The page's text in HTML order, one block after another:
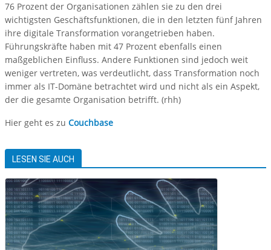
76 Prozent der Organisationen zählen sie zu den drei
wichtigsten Geschäftsfunktionen, die in den letzten fünf Jahren
ihre digitale Transformation vorangetrieben haben.
Führungskräfte haben mit 47 Prozent ebenfalls einen
maßgeblichen Einfluss. Andere Funktionen sind jedoch weit
weniger vertreten, was verdeutlicht, dass Transformation noch
immer als IT-Domäne betrachtet wird und nicht als ein Aspekt,
der die gesamte Organisation betrifft. (rhh)
Hier geht es zu Couchbase
LESEN SIE AUCH